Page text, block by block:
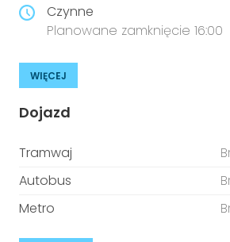
Aktualności
Czynne
Planowane zamknięcie 16:00
WIĘCEJ
Dojazd
Tramwaj
Autobus
Metro